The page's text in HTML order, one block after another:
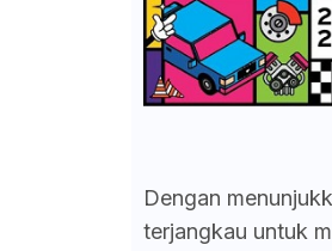
Dengan
terjangkau untuk